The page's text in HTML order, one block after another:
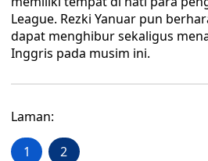
League. Rezki Yanuar pun
dapat menghibur sekaligus
Inggris pada musim ini.
Laman:
1 2